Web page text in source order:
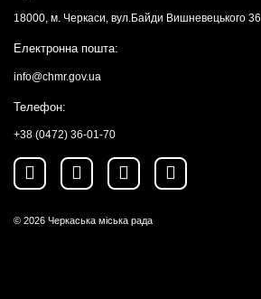
18000, м. Черкаси, вул.Байди Вишневецького 36
Електронна пошта:
info@chmr.gov.ua
Телефон:
+38 (0472) 36-01-70
© 2026 Черкаська міська рада